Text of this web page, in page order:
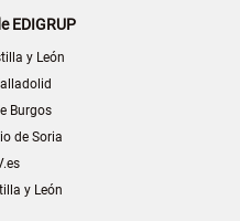
EDIGRUP
y León
Burgos
de Soria
y León